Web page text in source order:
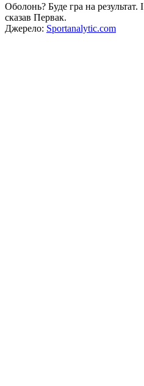
Оболонь? Буде гра на
сказав Первак.
Джерело: Sportanalytic.com